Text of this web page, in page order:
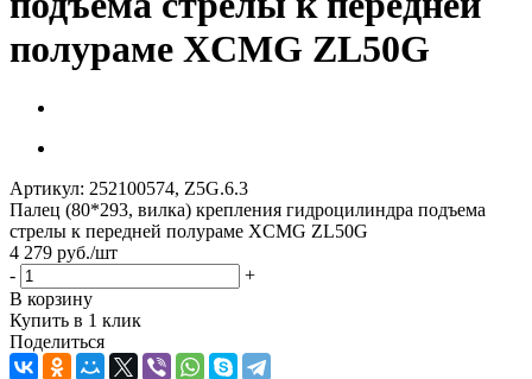
полураме XCMG ZL50G
Артикул: 252100574, Z5G.6.3
Палец (80*293, вилка) крепления гидроцилиндра подъема
стрелы к передней полураме XCMG ZL50G
4 279 руб./шт
-
+
В корзину
Купить в 1 клик
Поделиться